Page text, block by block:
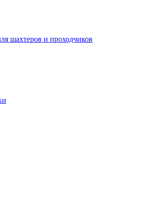
шахтеров и проходчиков